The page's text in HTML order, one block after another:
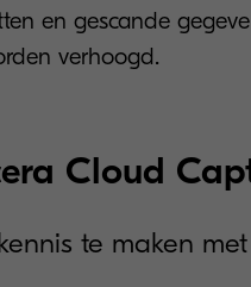
en gescande
verhoogd.
Cloud
te maken met